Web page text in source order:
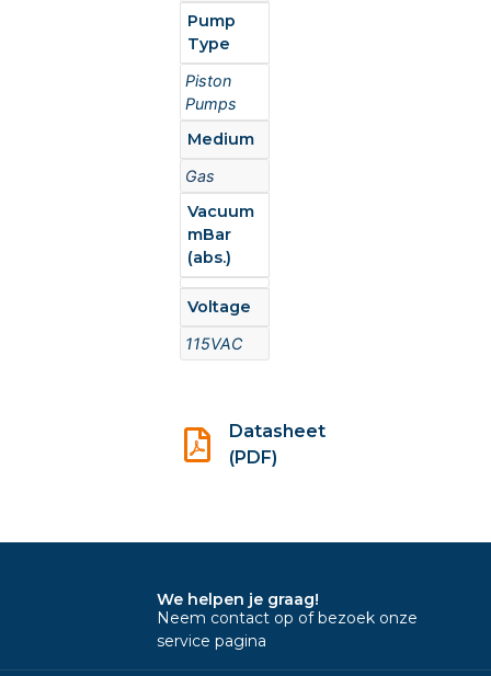
Pump
Type
Piston
Pumps
Medium
Gas
Vacuum
mBar
(abs.)
Voltage
115VAC
Datasheet
(PDF)
We helpen je graag!
Neem contact op of bezoek onze
service pagina